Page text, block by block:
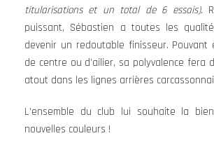
titularisations et un total de 6 essais).
puissant, Sébastien a toutes les
devenir un redoutable finisseur. Pouvant
de centre ou d’ailier, sa polyvalence fera
atout dans les lignes arrières
L’ensemble du club lui souhaite la
nouvelles couleurs !